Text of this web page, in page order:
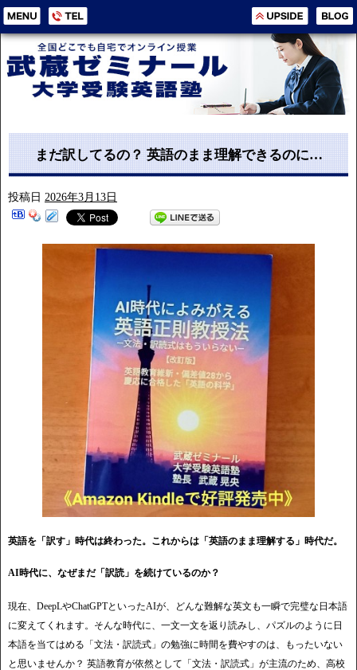
まだ訳してるの？ 英語のまま理解できるのに…
投稿日 2026年3月13日
英語を「訳す」時代は終わった。これからは「英語のまま理解する」時代だ。
AI時代に、なぜまだ「訳読」を続けているのか？
現在、DeepLやChatGPTといったAIが、どんな難解な英文も一瞬で完璧な日本語
に変えてくれます。そんな時代に、一文一文を返り読みし、パズルのように日
本語を当てはめる「文法・訳読式」の勉強に時間を費やすのは、もったいない
と思いませんか？ 英語教育が依然として「文法・訳読式」が主流のため、高校